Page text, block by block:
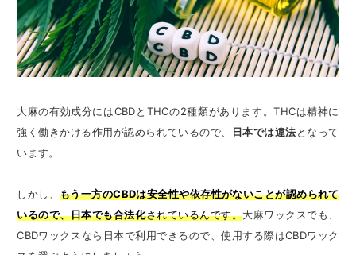
大麻の有効成分にはCBDとTHCの2種類があります。THCは精神に
強く働きかける作用が認められているので、
日本では違法となって
います。
しかし、 もう一方のCBDは安全性や依存性がないことが認められて
いるので、日本でも合法化されているんです。大麻ワックスでも、
CBDワックスなら日本で利用できるので、使用する際はCBDワック